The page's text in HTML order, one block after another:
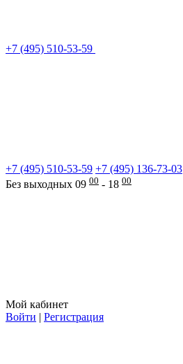
+7 (495) 510-53-59
+7 (495) 510-53-59 +7 (495) 136-73-03
Без выходных 09 00 - 18 00
Мой кабинет
Войти | Регистрация